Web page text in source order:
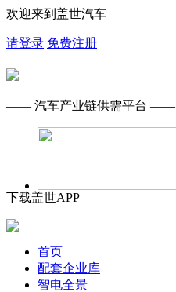
欢迎来到盖世汽车
请登录 免费注册
—— 汽车产业链供需平台 ——
下载盖世APP
首页
配套企业库
智电全景